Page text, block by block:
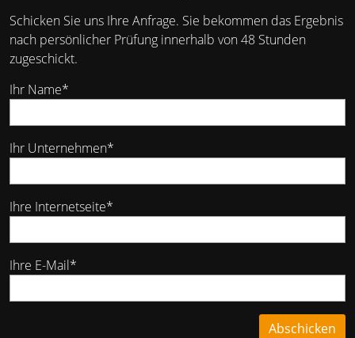
Schicken Sie uns Ihre Anfrage. Sie bekommen das Ergebnis
nach persönlicher Prüfung innerhalb von 48 Stunden
zugeschickt.
Ihr Name*
Ihr Unternehmen*
Ihre Internetseite*
Ihre E-Mail*
Abschicken